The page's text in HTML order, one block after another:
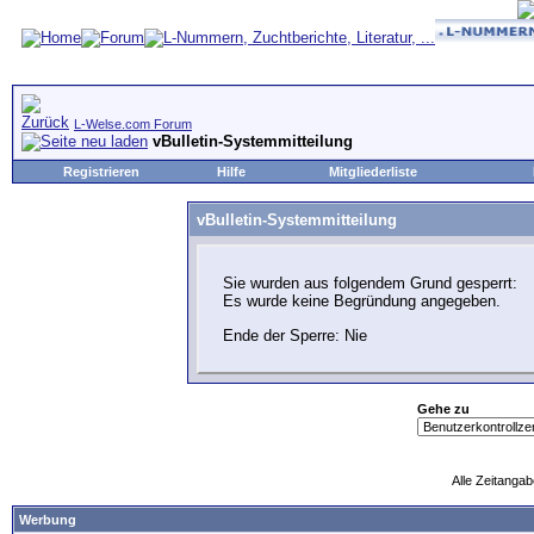
L-Welse.com Forum
vBulletin-Systemmitteilung
Registrieren Hilfe Mitgliederliste
vBulletin-Systemmitteilung
Sie wurden aus folgendem Grund gesperrt:
Es wurde keine Begründung angegeben.
Ende der Sperre: Nie
Gehe zu
Alle
Werbung